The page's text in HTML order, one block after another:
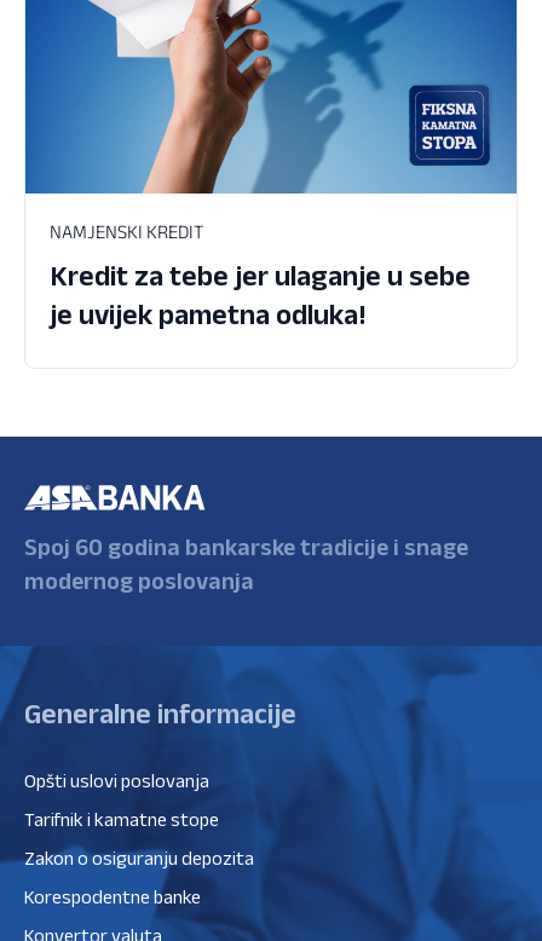
NAMJENSKI KREDIT
Kredit za tebe jer ulaganje u sebe
je uvijek pametna odluka!
Spoj 60 godina bankarske tradicije i snage
modernog poslovanja
Generalne informacije
Opšti uslovi poslovanja
Tarifnik i kamatne stope
Zakon o osiguranju depozita
Korespodentne banke
Konvertor valuta